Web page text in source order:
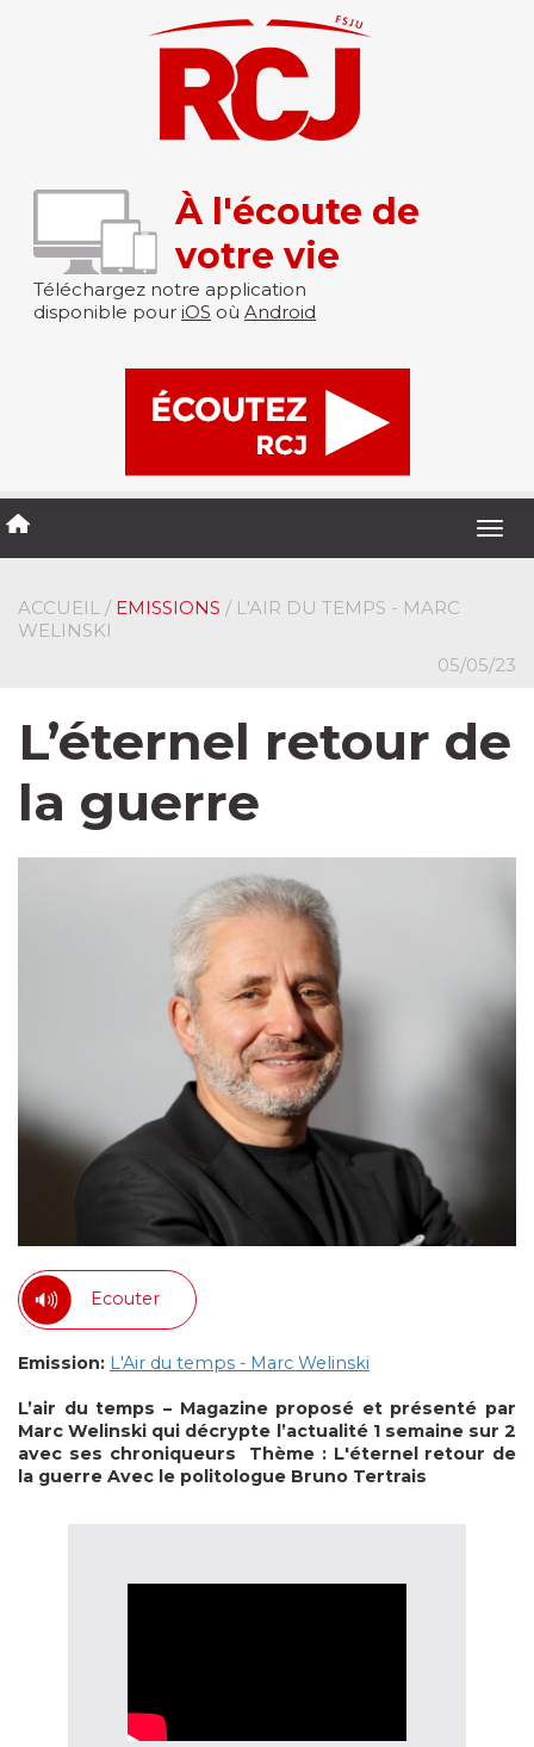
À l'écoute de
votre vie
Téléchargez notre application
disponible pour iOS où Android
ACCUEIL / EMISSIONS / L'AIR DU TEMPS - MARC
WELINSKI
05/05/23
L’éternel retour de
la guerre
Ecouter
Emission: L'Air du temps - Marc Welinski
L’air du temps – Magazine proposé et présenté par
Marc Welinski qui décrypte l’actualité 1 semaine sur 2
avec ses chroniqueurs
Thème : L'éternel retour de
la guerre Avec le politologue Bruno Tertrais